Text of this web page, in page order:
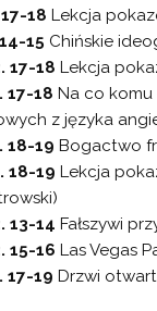
18 Lekcja
15 Chińskie
17-18 Lekcja
17-18 Na co komu
z języka
18-19 Bogactwo
18-19 Lekcja
13-14 Fałszywi
15-16 Las Vegas
17-19 Drzwi